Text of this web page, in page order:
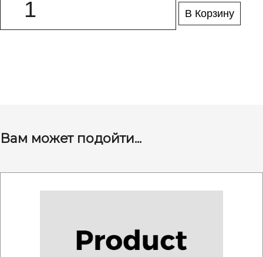
В Корзину
Вам может подойти...